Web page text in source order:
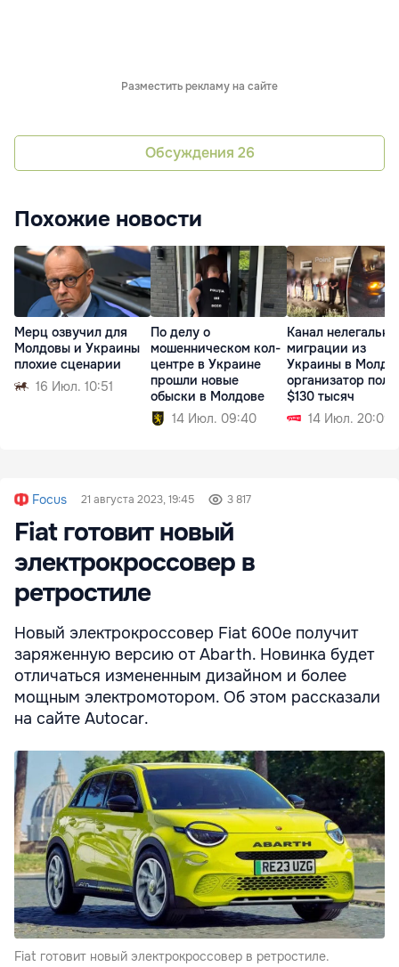
Разместить рекламу на сайте
Обсуждения 26
Похожие новости
Мерц озвучил для
Молдовы и Украины
плохие сценарии
16 Июл. 10:51
По делу о
мошенническом кол-
центре в Украине
прошли новые
обыски в Молдове
14 Июл. 09:40
Канал
миграции из
Украины в
организатор
$130 тысяч
14 Июл. 20:09
Focus 21 августа 2023, 19:45 3 817
Fiat готовит новый
электрокроссовер в
ретростиле
Новый электрокроссовер Fiat 600e получит
заряженную версию от Abarth. Новинка будет
отличаться измененным дизайном и более
мощным электромотором. Об этом рассказали
на сайте Autocar.
Fiat готовит новый электрокроссовер в ретростиле.